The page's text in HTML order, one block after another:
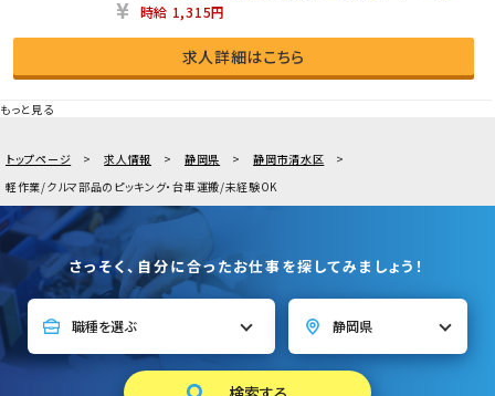
時給 1,315円
求人詳細はこちら
もっと見る
トップページ 求人情報 静岡県
静岡市清水区
軽作業/クルマ部品のピッキング・台車運搬/未経験OK
さっそく、自分に合ったお仕事を探してみましょう！